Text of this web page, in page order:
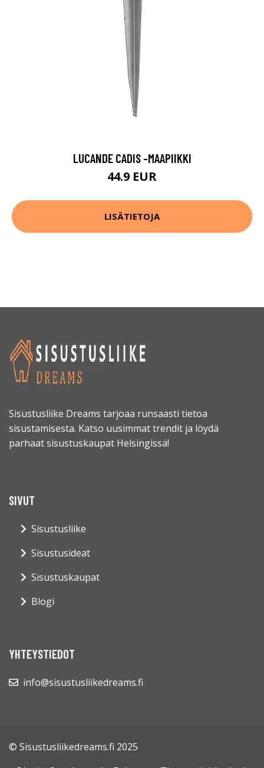
LUCANDE CADIS -MAAPIIKKI
44.9 EUR
LISÄTIETOJA
Sisustusliike Dreams tarjoaa runsaasti tietoa
sisustamisesta. Katso uusimmat trendit ja löydä
parhaat sisustuskaupat Helsingissä!
SIVUT
Sisustusliike
Sisustusideat
Sisustuskaupat
Blogi
YHTEYSTIEDOT
info@sisustusliikedreams.fi
© Sisustusliikedreams.fi 2025